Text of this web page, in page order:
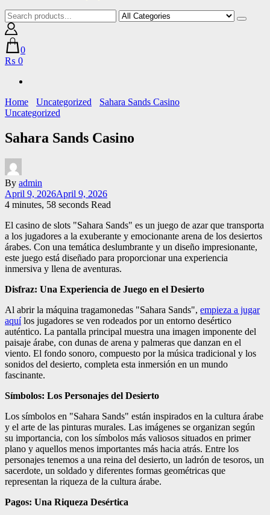
0
₨ 0
Home Uncategorized
Sahara Sands Casino
Uncategorized
Sahara Sands Casino
By admin
April 9, 2026April 9, 2026
4 minutes, 58 seconds Read
El casino de slots "Sahara Sands" es un juego de azar que transporta
a los jugadores a la exuberante y emocionante arena de los desiertos
árabes. Con una temática deslumbrante y un diseño impresionante,
este juego está diseñado para proporcionar una experiencia
inmersiva y llena de aventuras.
Disfraz: Una Experiencia de Juego en el Desierto
Al abrir la máquina tragamonedas "Sahara Sands", empieza a jugar
aquílos jugadores se ven rodeados por un entorno desértico
auténtico. La pantalla principal muestra una imagen imponente del
paisaje árabe, con dunas de arena y palmeras que danzan en el
viento. El fondo sonoro, compuesto por la música tradicional y los
sonidos del desierto, completa esta inmersión en un mundo
fascinante.
Símbolos: Los Personajes del Desierto
Los símbolos en "Sahara Sands" están inspirados en la cultura árabe
y el arte de las pinturas murales. Las imágenes se organizan según
su importancia, con los símbolos más valiosos situados en primer
plano y aquellos menos importantes más hacia atrás. Entre los
personajes tenemos a una reina del desierto, un ladrón de tesoros, un
sacerdote, un soldado y diferentes formas geométricas que
representan la riqueza de la cultura árabe.
Pagos: Una Riqueza Desértica